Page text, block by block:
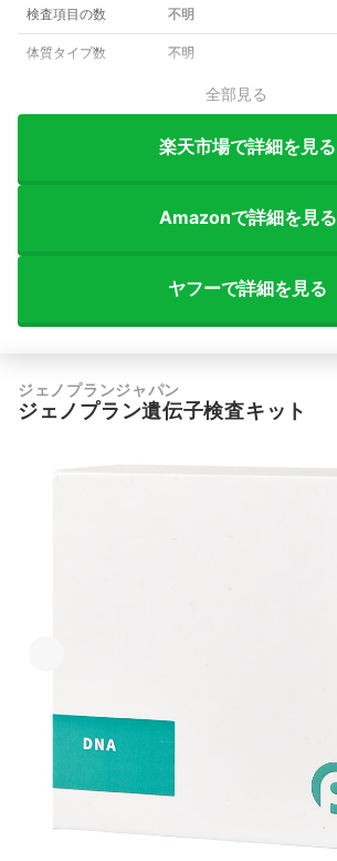
検査項目の数 不明
体質タイプ数 不明
全部見る
楽天市場で詳細を見る
Amazonで詳細を見る
ヤフーで詳細を見る
ジェノプランジャパン
ジェノプラン遺伝子検査キット